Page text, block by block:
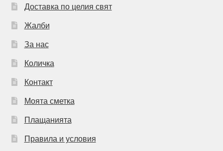
Доставка по целия свят
Жалби
За нас
Количка
Контакт
Моята сметка
Плащанията
Правила и условия